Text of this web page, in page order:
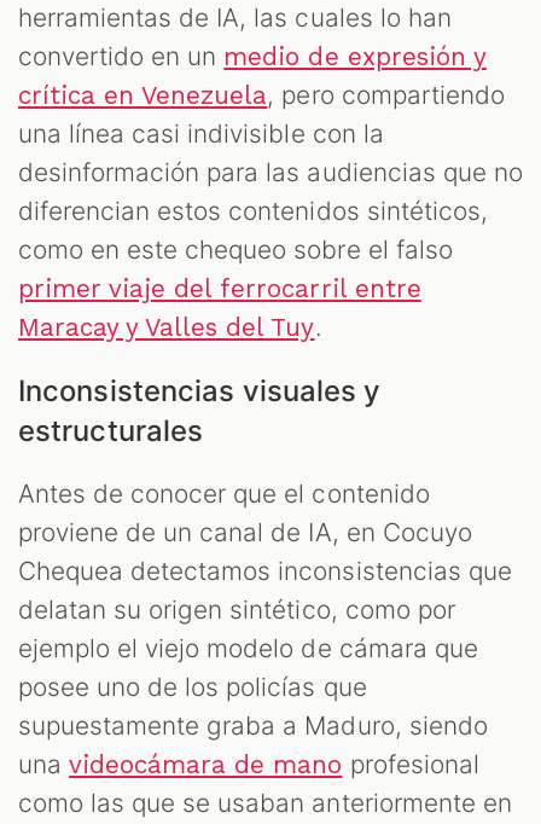
herramientas de IA, las cuales lo han
convertido en un medio de expresión y
crítica en Venezuela, pero compartiendo
una línea casi indivisible con la
desinformación para las audiencias que no
diferencian estos contenidos sintéticos,
como en este chequeo sobre el falso
primer viaje del ferrocarril entre
Maracay y Valles del Tuy.
Inconsistencias visuales y
estructurales
Antes de conocer que el contenido
proviene de un canal de IA, en Cocuyo
Chequea detectamos inconsistencias que
delatan su origen sintético, como por
ejemplo el viejo modelo de cámara que
posee uno de los policías que
supuestamente graba a Maduro, siendo
unavideocámara de mano profesional
como las que se usaban anteriormente en